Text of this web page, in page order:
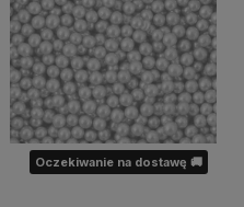
Oczekiwanie na dostawę 🚚